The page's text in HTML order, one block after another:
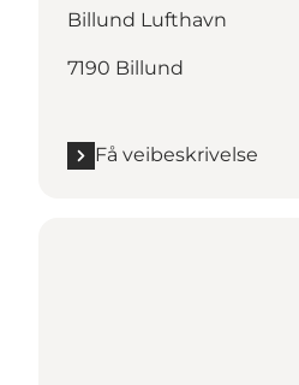
Billund Lufthavn
7190 Billund
Få veibeskrivelse